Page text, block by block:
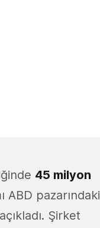
45 milyon
ABD pazarındaki
Şirket